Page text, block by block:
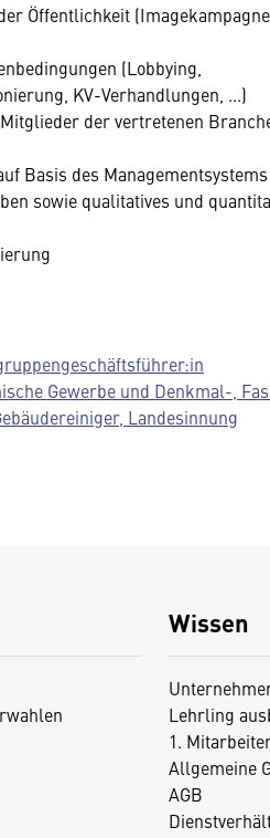
Öffentlichkeit
(Lobbying,
KV-Verhandlungen, ...)
der vertretenen
Basis des Managementsystems
sowie qualitatives und
Gewerbe und Denkmal-,
Landesinnung
Wissen
Lehrling
1.
Allgemeine
AGB